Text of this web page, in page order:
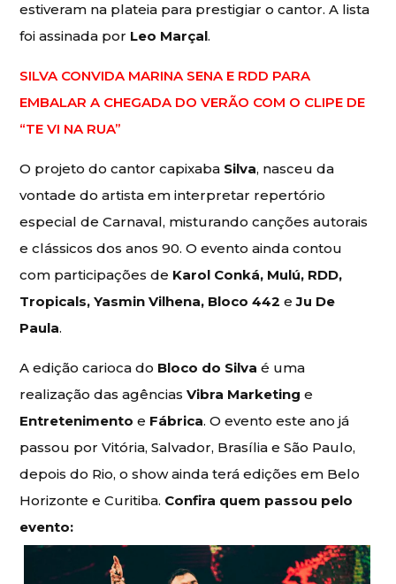
estiveram na plateia para prestigiar o cantor. A lista
foi assinada por Leo Marçal.
SILVA CONVIDA MARINA SENA E RDD PARA
EMBALAR A CHEGADA DO VERÃO COM O CLIPE DE
“TE VI NA RUA”
O projeto do cantor capixaba Silva, nasceu da
vontade do artista em interpretar repertório
especial de Carnaval, misturando canções autorais
e clássicos dos anos 90. O evento ainda contou
com participações de Karol Conká, Mulú, RDD,
Tropicals, Yasmin Vilhena, Bloco 442 eJu De
Paula.
A edição carioca do Bloco do Silva é uma
realização das agênciasVibra Marketing e
Entretenimento e Fábrica. O evento este ano já
passou por Vitória, Salvador, Brasília e São Paulo,
depois do Rio, o show ainda terá edições em Belo
Horizonte e Curitiba. Confira quem passou pelo
evento: